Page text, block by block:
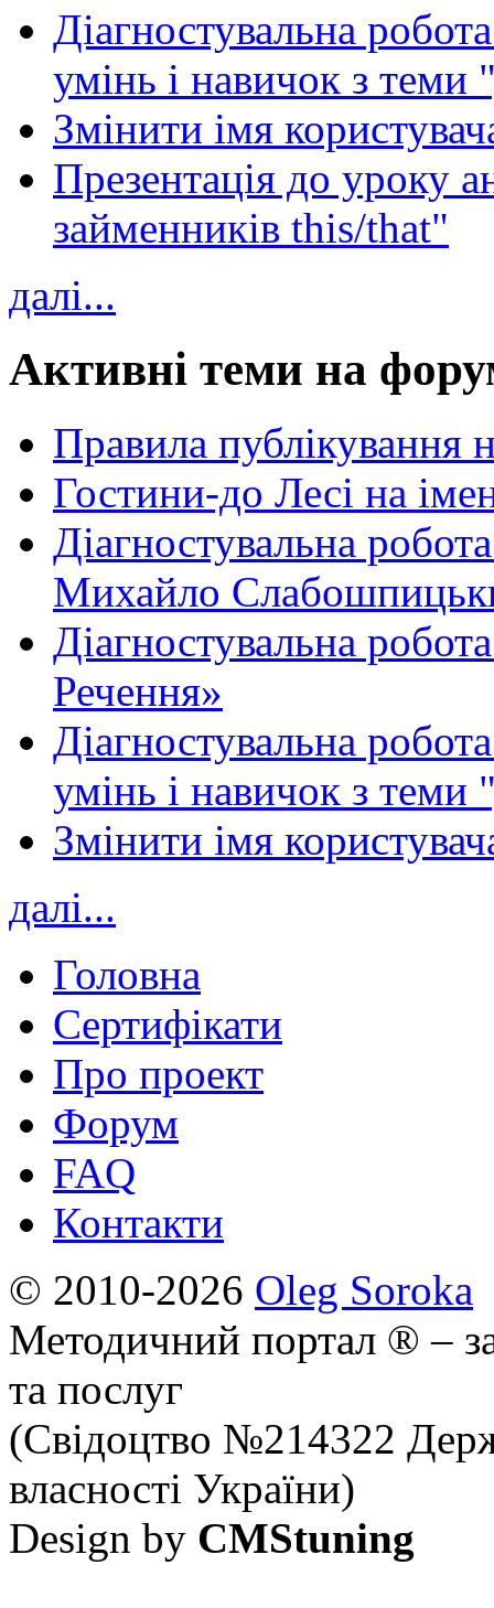
Діагностувальна
умінь і навичок з теми
Змінити імя
Презентація до уроку
займенників this/that"
далі...
Активні теми на
Правила публікування
Гостини-до Лесі на
Діагностувальна
Михайло
Діагностувальна
Речення»
Діагностувальна
умінь і навичок з теми
Змінити імя
далі...
Головна
Сертифікати
Про проект
Форум
FAQ
Контакти
© 2010-2026 Oleg Soroka
Методичний портал ® –
та послуг
(Свідоцтво №214322
власності України)
Design by CMStuning